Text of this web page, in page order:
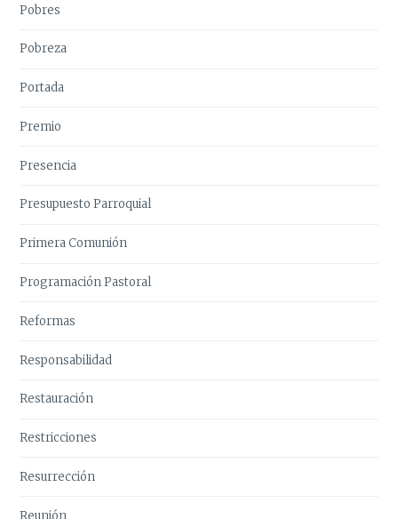
Pobres
Pobreza
Portada
Premio
Presencia
Presupuesto Parroquial
Primera Comunión
Programación Pastoral
Reformas
Responsabilidad
Restauración
Restricciones
Resurrección
Reunión